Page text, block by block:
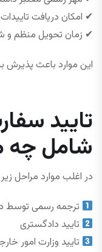
✔ امکان دریافت تاییدات
✔ زمان تحویل منظم و
این موارد باعث
تایید
شامل چه
در اغلب موارد مراحل
ترجمه رسمی توسط
تایید دادگستری
تایید وزارت امور